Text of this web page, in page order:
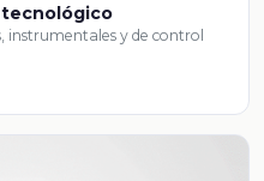
tecnológico
instrumentales y de control